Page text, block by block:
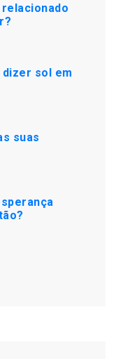
dizer sol em
suas